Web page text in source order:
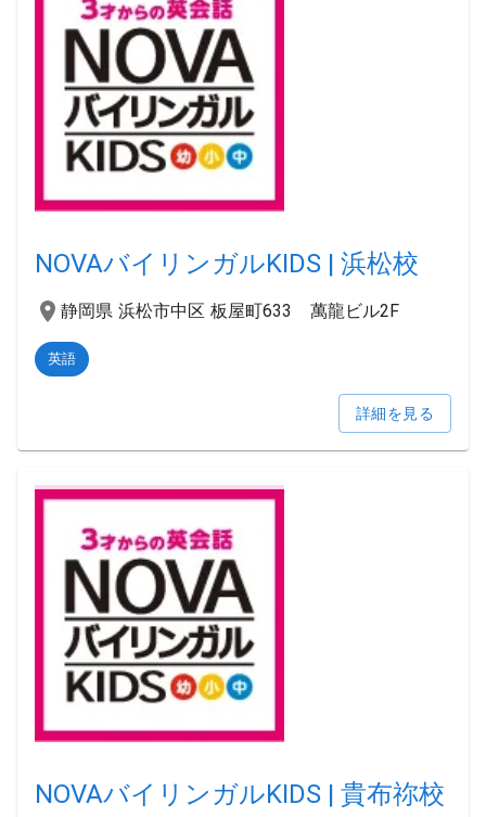
NOVAバイリンガルKIDS | 浜松校
静岡県 浜松市中区 板屋町633 萬龍ビル2F
英語
詳細を見る
NOVAバイリンガルKIDS | 貴布祢校